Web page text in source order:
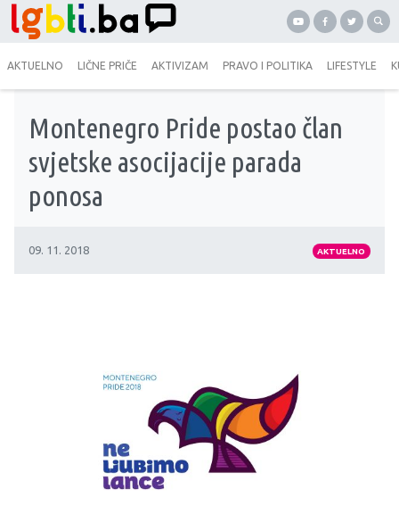
AKTUELNO LIČNE PRIČE AKTIVIZAM PRAVO I POLITIKA LIFESTYLE
Montenegro Pride postao član
svjetske asocijacije parada
ponosa
09. 11. 2018 AKTUELNO